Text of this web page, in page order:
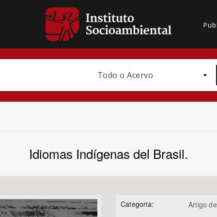
Todo o Acervo
Idiomas Indígenas del Brasil.
Categoria: Artigo